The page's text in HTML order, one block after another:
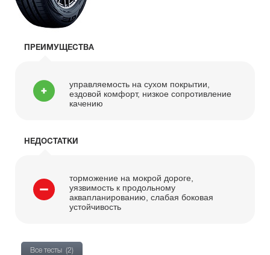
ПРЕИМУЩЕСТВА
управляемость на сухом покрытии,
ездовой комфорт, низкое сопротивление
качению
НЕДОСТАТКИ
торможение на мокрой дороге,
уязвимость к продольному
аквапланированию, слабая боковая
устойчивость
Все тесты (2)